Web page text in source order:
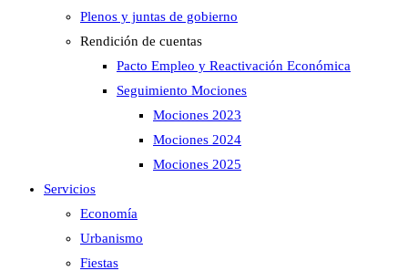
Plenos y juntas de gobierno
Rendición de cuentas
Pacto Empleo y Reactivación Económica
Seguimiento Mociones
Mociones 2023
Mociones 2024
Mociones 2025
Servicios
Economía
Urbanismo
Fiestas